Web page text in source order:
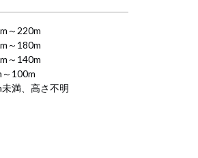
～220m
～180m
～140m
100m
満、高さ不明